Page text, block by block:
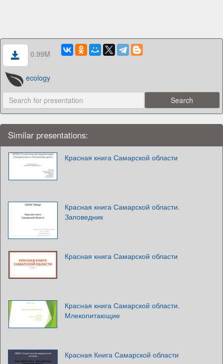
0.99M
ecology
Similar presentations:
Красная книга Самарской области
Красная книга Самарской области.
Заповедник
Красная книга Самарской области
Красная книга Самарской области.
Млекопитающие
Красная Книга Самарской области